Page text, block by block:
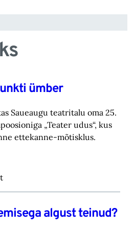
ümber
Saueaugu teatritalu oma 25.
„Teater ‎udus“, kus
ettekanne-mõtisklus.‎
algust teinud?